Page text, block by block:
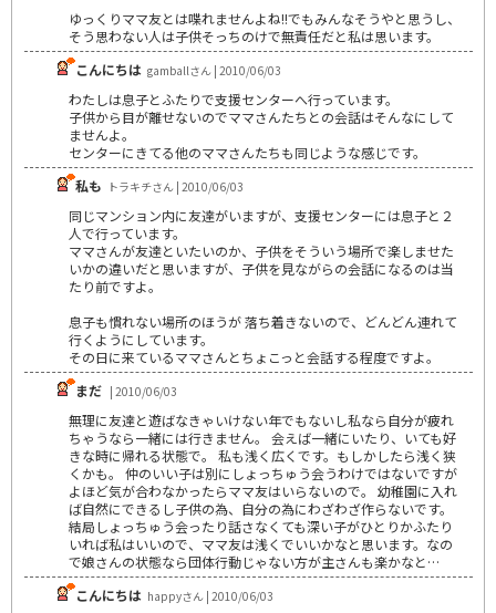
ゆっくりママ友とは喋れませんよね!!でもみんなそうやと思うし、
そう思わない人は子供そっちのけで無責任だと私は思います。
こんにちは gamballさん | 2010/06/03
わたしは息子とふたりで支援センターへ行っています。
子供から目が離せないのでママさんたちとの会話はそんなにして
ませんよ。
センターにきてる他のママさんたちも同じような感じです。
私も トラキチさん | 2010/06/03
同じマンション内に友達がいますが、支援センターには息子と２
人で行っています。
ママさんが友達といたいのか、子供をそういう場所で楽しませた
いかの違いだと思いますが、子供を見ながらの会話になるのは当
たり前ですよ。
息子も慣れない場所のほうが 落ち着きないので、どんどん連れて
行くようにしています。
その日に来ているママさんとちょこっと会話する程度ですよ。
まだ | 2010/06/03
無理に友達と遊ばなきゃいけない年でもないし私なら自分が疲れ
ちゃうなら一緒には行きません。 会えば一緒にいたり、いても好
きな時に帰れる状態で。 私も浅く広くです。もしかしたら浅く狭
くかも。 仲のいい子は別にしょっちゅう会うわけではないですが
よほど気が合わなかったらママ友はいらないので。 幼稚園に入れ
ば自然にできるし子供の為、自分の為にわざわざ作らないです。
結局しょっちゅう会ったり話さなくても深い子がひとりかふたり
いれば私はいいので、ママ友は浅くでいいかなと思います。なの
で娘さんの状態なら団体行動じゃない方が主さんも楽かなと…
こんにちは happyさん | 2010/06/03